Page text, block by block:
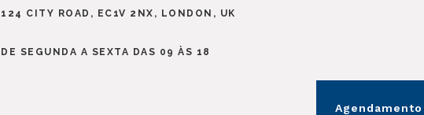
124 CITY ROAD, EC1V 2NX, LONDON, UK
DE SEGUNDA A SEXTA DAS 09 ÀS 18
Agendamento